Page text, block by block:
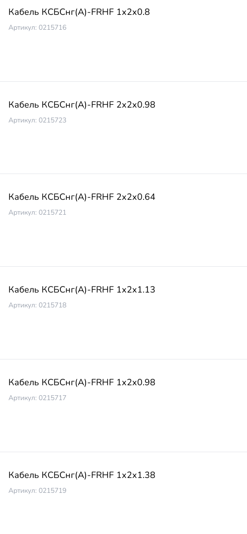
Кабель КСБCнг(А)-FRHF 1х2х0.8
Артикул: 0215716
Кабель КСБCнг(А)-FRHF 2х2х0.98
Артикул: 0215723
Кабель КСБCнг(А)-FRHF 2х2х0.64
Артикул: 0215721
Кабель КСБCнг(А)-FRHF 1х2х1.13
Артикул: 0215718
Кабель КСБCнг(А)-FRHF 1х2х0.98
Артикул: 0215717
Кабель КСБCнг(А)-FRHF 1х2х1.38
Артикул: 0215719